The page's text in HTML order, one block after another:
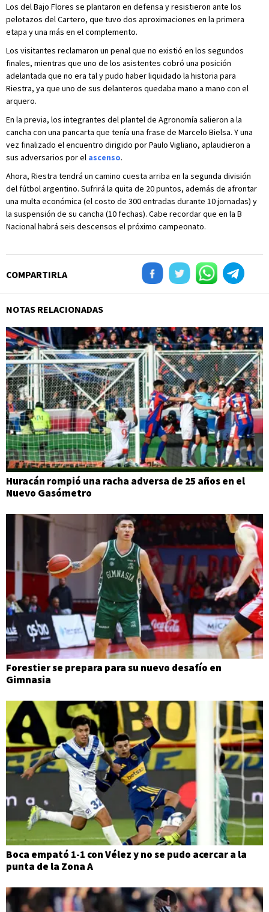
Los del Bajo Flores se plantaron en defensa y resistieron ante los
pelotazos del Cartero, que tuvo dos aproximaciones en la primera
etapa y una más en el complemento.
Los visitantes reclamaron un penal que no existió en los segundos
finales, mientras que uno de los asistentes cobró una posición
adelantada que no era tal y pudo haber liquidado la historia para
Riestra, ya que uno de sus delanteros quedaba mano a mano con el
arquero.
En la previa, los integrantes del plantel de Agronomía salieron a la
cancha con una pancarta que tenía una frase de Marcelo Bielsa. Y una
vez finalizado el encuentro dirigido por Paulo Vigliano, aplaudieron a
sus adversarios por el ascenso.
Ahora, Riestra tendrá un camino cuesta arriba en la segunda división
del fútbol argentino. Sufrirá la quita de 20 puntos, además de afrontar
una multa económica (el costo de 300 entradas durante 10 jornadas) y
la suspensión de su cancha (10 fechas). Cabe recordar que en la B
Nacional habrá seis descensos el próximo campeonato.
COMPARTIRLA
NOTAS RELACIONADAS
Huracán rompió una racha adversa de 25 años en el
Nuevo Gasómetro
Forestier se prepara para su nuevo desafío en
Gimnasia
Boca empató 1-1 con Vélez y no se pudo acercar a la
punta de la Zona A